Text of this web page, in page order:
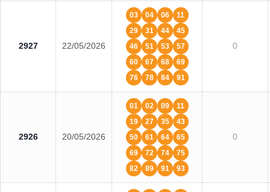
2927 22/05/2026
03 04 06
11
29
31 44
45
46
51 53
57
60
67 68
69
76
78 84 91
0
2926 20/05/2026
01 02 09
11
19
27 35
43
50
61 64
65
69
72 74
75
82
89 91 93
0